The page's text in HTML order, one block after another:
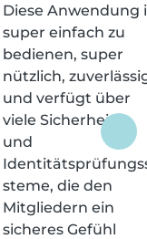
Diese Anwendung
super einfach zu
bedienen, super
nützlich,
und verfügt über
viele Sicherheits-
und
steme, die den
Mitgliedern ein
sicheres Gefühl